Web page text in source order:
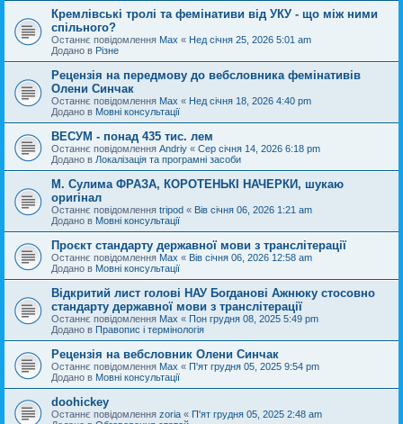
Кремлівські тролі та фемінативи від УКУ - що між ними
спільного?
Останнє повідомлення Max « Нед січня 25, 2026 5:01 am
Додано в Різне
Рецензія на передмову до вебсловника фемінативів
Олени Синчак
Останнє повідомлення Max « Нед січня 18, 2026 4:40 pm
Додано в Мовні консультації
ВЕСУМ - понад 435 тис. лем
Останнє повідомлення Andriy « Сер січня 14, 2026 6:18 pm
Додано в Локалізація та програмні засоби
М. Сулима ФРАЗА, КОРОТЕНЬКІ НАЧЕРКИ, шукаю
оригінал
Останнє повідомлення tripod « Вів січня 06, 2026 1:21 am
Додано в Мовні консультації
Проєкт стандарту державної мови з транслітерації
Останнє повідомлення Max « Вів січня 06, 2026 12:58 am
Додано в Мовні консультації
Відкритий лист голові НАУ Богданові Ажнюку стосовно
стандарту державної мови з транслітерації
Останнє повідомлення Max « Пон грудня 08, 2025 5:49 pm
Додано в Правопис і термінологія
Рецензія на вебсловник Олени Синчак
Останнє повідомлення Max « П'ят грудня 05, 2025 9:54 pm
Додано в Мовні консультації
doohickey
Останнє повідомлення zoria « П'ят грудня 05, 2025 2:48 am